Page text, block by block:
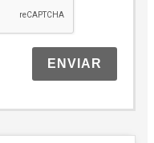
ENVIAR